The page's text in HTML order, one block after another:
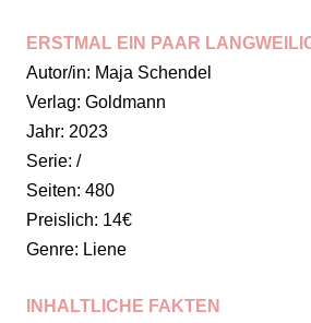
ERSTMAL EIN PAAR
Autor/in: Maja Schendel
Verlag: Goldmann
Jahr: 2023
Serie: /
Seiten: 480
Preislich: 14€
Genre: Liene
INHALTLICHE FAKTEN